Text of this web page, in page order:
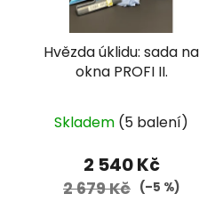
Hvězda úklidu: sada na
okna PROFI II.
Skladem (5 balení)
2 540 Kč
2 679 Kč (–5 %)